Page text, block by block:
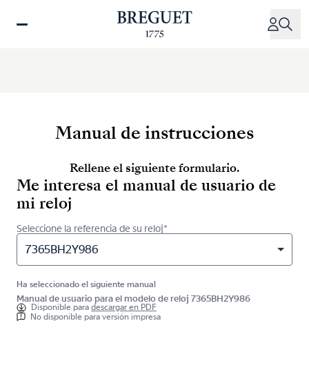
Manual de instrucciones
Rellene el siguiente formulario.
Me interesa el manual de usuario de
mi reloj
Seleccione la referencia de su reloj*
7365BH2Y986
Ha seleccionado el siguiente manual
Manual de usuario para el modelo de reloj 7365BH2Y986
Disponible paradescargar en PDF
No disponible para versión impresa